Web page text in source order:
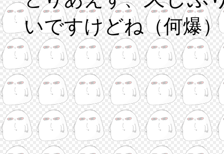
いですけどね（何爆）